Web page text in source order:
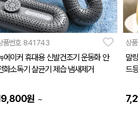
품번호 841743
에이커 휴대용 신발건조기 운동화 안
화소독기 살균기 제습 냄새제거
원 ~
상
말
드